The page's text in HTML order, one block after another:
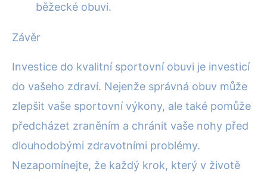
běžecké obuvi.
Závěr
Investice do kvalitní sportovní obuvi je investicí
do vašeho zdraví. Nejenže správná obuv může
zlepšit vaše sportovní výkony, ale také pomůže
předcházet zraněním a chránit vaše nohy před
dlouhodobými zdravotními problémy.
Nezapomínejte, že každý krok, který v životě